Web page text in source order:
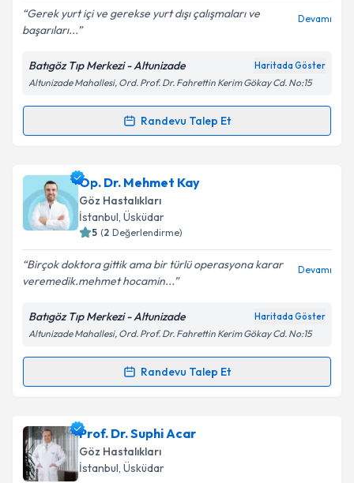
Kişisel verilerimin işlenmesine ilişkin
Aydınlatma
Metni'ni okudum ve kişisel verilerimin belirtilen
kapsamda işlenmesini kabul ediyorum.
Gerek yurt içi ve gerekse yurt dışı çalışmaları ve
başarıları...
Devamı
Batıgöz Tıp Merkezi - Altunizade Haritada Göster
Altunizade Mahallesi, Ord. Prof. Dr. Fahrettin Kerim Gökay Cd. No:15
Randevu Talep Et
Randevu Takvimi Talebi
Prof. Dr. Osman Çekiç için randevu takvimi talebi
oluşturun. Size bu uzmandan randevu almanız için bir
takvim hazırlandığında e-posta ile bilgilendireceğiz.
Kişisel verilerimin işlenmesine ilişkin
Aydınlatma
Metni'ni okudum ve kişisel verilerimin belirtilen
kapsamda işlenmesini kabul ediyorum.
Op. Dr. Mehmet Kay
Göz Hastalıkları
İstanbul, Üsküdar
5 (2 Değerlendirme)
Birçok doktora gittik ama bir türlü operasyona karar
veremedik.mehmet hocamin...
Devamı
Batıgöz Tıp Merkezi - Altunizade Haritada Göster
Altunizade Mahallesi, Ord. Prof. Dr. Fahrettin Kerim Gökay Cd. No:15
Randevu Talep Et
Randevu Takvimi Talebi
Op. Dr. Mehmet Kay için randevu takvimi talebi
oluşturun. Size bu uzmandan randevu almanız için bir
takvim hazırlandığında e-posta ile bilgilendireceğiz.
Prof. Dr. Suphi Acar
Göz Hastalıkları
İstanbul, Üsküdar